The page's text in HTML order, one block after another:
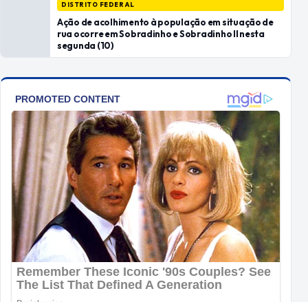
DISTRITO FEDERAL
Ação de acolhimento à população em situação de
rua ocorre em Sobradinho e Sobradinho II nesta
segunda (10)